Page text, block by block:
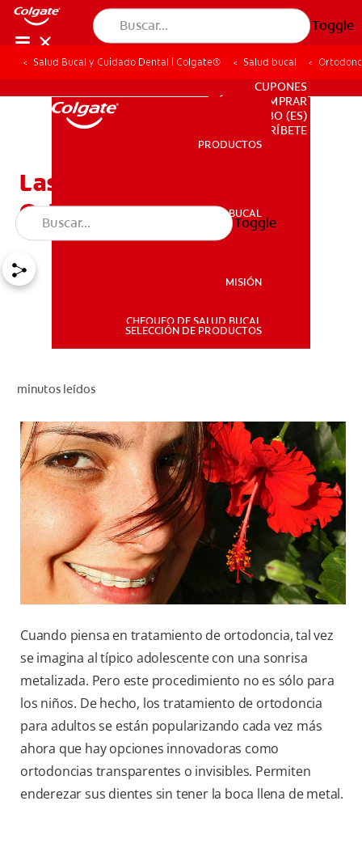
Toggle
PRODUCTOS
SALUD BUCAL
PARA PROFESIONALES
CUPONES
DÓNDE COMPRAR
BO (ES)
PARA PROFESIONALES
CUPONES
DÓNDE COMPRAR
BO (ES)
SUSCRÍBETE
PRODUCTOS
SALUD BUCAL
MISIÓN
CHEQUEO DE SALUD BUCAL
SELECCIÓN DE PRODUCTOS
Toggle
Salud Bucal y Cuidado Dental | Colgate® Salud bucal
Las Mejores Opciones De
Ortodoncia Para Adultos
minutos leídos
Cuando piensa en tratamiento de ortodoncia, tal vez
se imagina al típico adolescente con una sonrisa
metalizada. Pero este procedimiento no es sólo para
los niños. De hecho, los tratamiento de ortodoncia
para adultos se están popularizando cada vez más
ahora que hay opciones innovadoras como
ortodoncias transparentes o invisibles. Permiten
enderezar sus dientes sin tener la boca llena de metal.